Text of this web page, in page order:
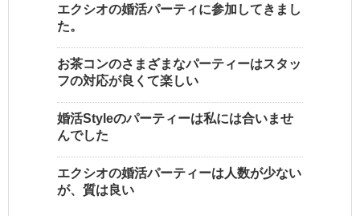
エクシオの婚活パーティに参加してきまし
た。
お茶コンのさまざまなパーティーはスタッ
フの対応が良くて楽しい
婚活Styleのパーティーは私には合いませ
んでした
エクシオの婚活パーティーは人数が少ない
が、質は良い